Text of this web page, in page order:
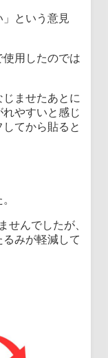
」という意見
用したのでは
ませたあとに
れやすいと感じ
てから貼ると
せんでしたが、
みが軽減して